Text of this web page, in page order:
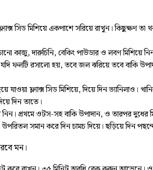
সিড মিশিয়ে একপাশে সরিয়ে রাখুন। কিছুক্ষণ তা
কাজু, দারুচিনি, বেকিং পাউডার ও লবণ মিশিয়ে
ফলটি রসালো হয়, তবে জল ঝরিয়ে তবে বাকি
যাওয়া ফ্ল্যাক্স সিড মিশিয়ে, দিয়ে দিন ভ্যানিলাও।
দিন তাতে।
নিন। প্রথমে ওটস-সহ বাকি উপাদান, ও তারপর দুধের
সমান করে দিন চামচ দিয়ে। ছড়িয়ে দিন
মন।